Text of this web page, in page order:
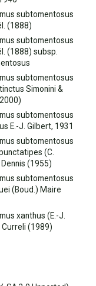
subtomentosus
(1888)
subtomentosus
(1888) subsp.
subtomentosus
Simonini &
subtomentosus
E.-J. Gilbert, 1931
subtomentosus
(C.
(1955)
subtomentosus
(Boud.) Maire
xanthus (E.-J.
(1989)